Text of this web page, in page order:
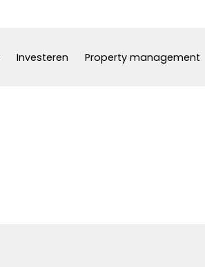
Investeren Property management